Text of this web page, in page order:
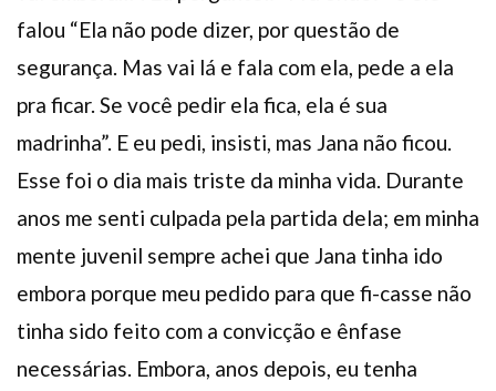
falou “Ela não pode dizer, por questão de
segurança. Mas vai lá e fala com ela, pede a ela
pra ficar. Se você pedir ela fica, ela é sua
madrinha”. E eu pedi, insisti, mas Jana não ficou.
Esse foi o dia mais triste da minha vida. Durante
anos me senti culpada pela partida dela; em minha
mente juvenil sempre achei que Jana tinha ido
embora porque meu pedido para que fi-casse não
tinha sido feito com a convicção e ênfase
necessárias. Embora, anos depois, eu tenha